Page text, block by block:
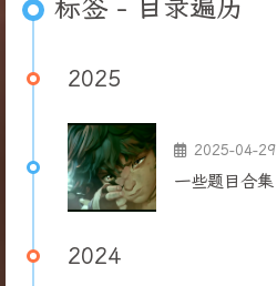
标签 - 目录遍历
2025
2025-04-29
一些题目合集
2024